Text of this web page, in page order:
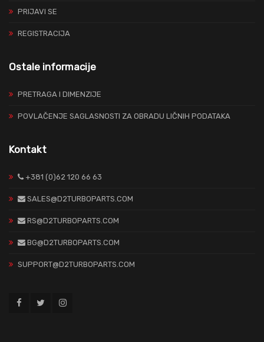
PRIJAVI SE
REGISTRACIJA
Ostale informacije
PRETRAGA I DIMENZIJE
POVLAČENJE SAGLASNOSTI ZA OBRADU LIČNIH PODATAKA
Kontakt
+381 (0)62 120 66 63
SALES@D2TURBOPARTS.COM
RS@D2TURBOPARTS.COM
BG@D2TURBOPARTS.COM
SUPPORT@D2TURBOPARTS.COM